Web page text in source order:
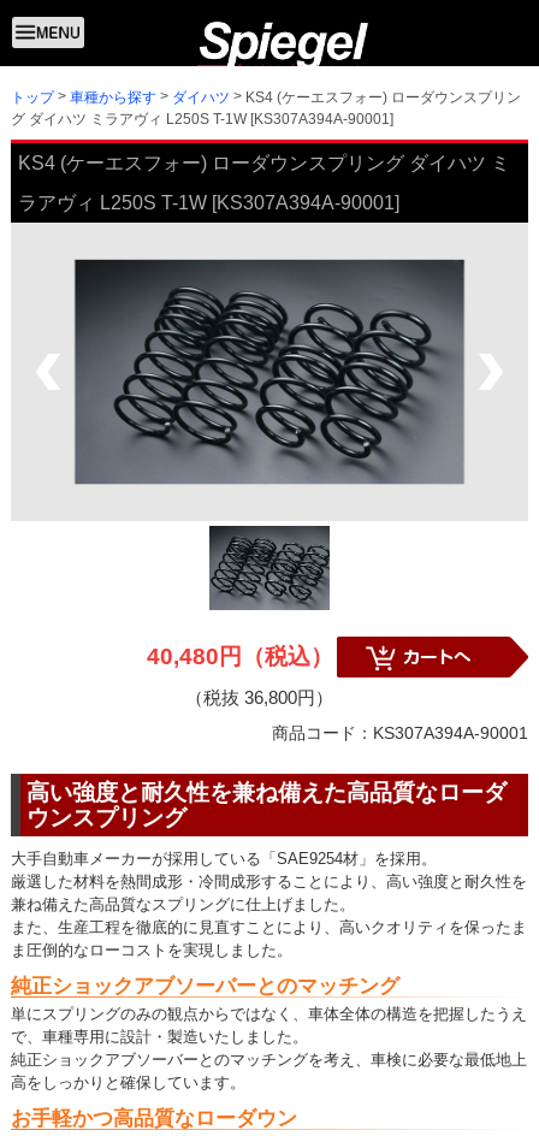
トップ 車種から探す ダイハツ
KS4 (ケーエスフォー) ローダウンスプリン
グ ダイハツ ミラアヴィ L250S T-1W [KS307A394A-90001]
KS4 (ケーエスフォー) ローダウンスプリング ダイハツ ミ
ラアヴィ L250S T-1W [KS307A394A-90001]
40,480円（税込）
（税抜 36,800円）
商品コード：KS307A394A-90001
高い強度と耐久性を兼ね備えた高品質なローダ
ウンスプリング
大手自動車メーカーが採用している「SAE9254材」を採用。
厳選した材料を熱間成形・冷間成形することにより、高い強度と耐久性を
兼ね備えた高品質なスプリングに仕上げました。
また、生産工程を徹底的に見直すことにより、高いクオリティを保ったま
ま圧倒的なローコストを実現しました。
純正ショックアブソーバーとのマッチング
単にスプリングのみの観点からではなく、車体全体の構造を把握したうえ
で、車種専用に設計・製造いたしました。
純正ショックアブソーバーとのマッチングを考え、車検に必要な最低地上
高をしっかりと確保しています。
お手軽かつ高品質なローダウン